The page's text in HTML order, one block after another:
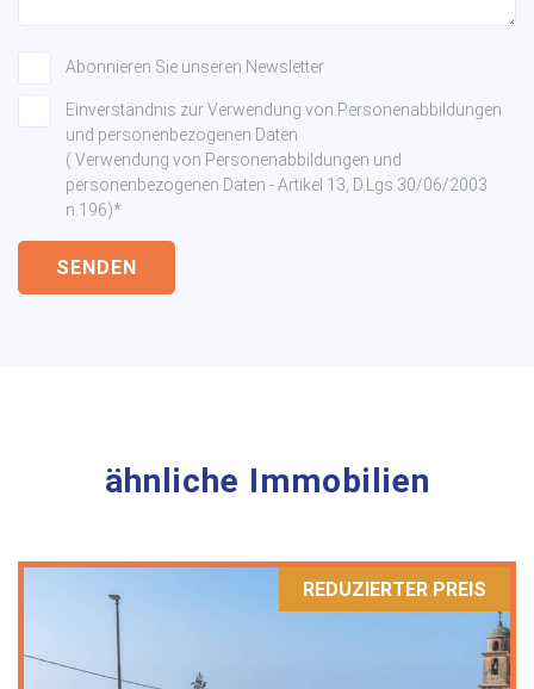
Abonnieren Sie unseren Newsletter
Einverständnis zur Verwendung von Personenabbildungen
und personenbezogenen Daten
( Verwendung von Personenabbildungen und
personenbezogenen Daten - Artikel 13, D.Lgs 30/06/2003
n.196)*
SENDEN
ähnliche Immobilien
REDUZIERTER PREIS